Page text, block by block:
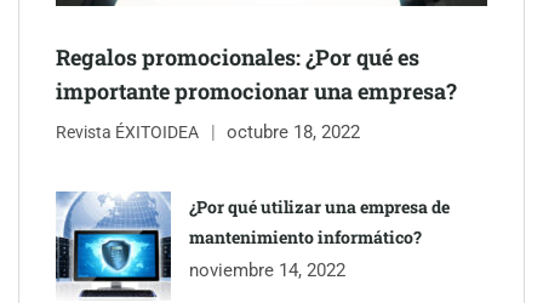
The Factory School explica por qué aprender herramientas de
IA ya no es suficiente para los profesionales de la arquitectura
Regalos promocionales: ¿Por qué es
importante promocionar una empresa?
Revista ÉXITOIDEA octubre 18, 2022
¿Por qué utilizar una empresa de
mantenimiento informático?
noviembre 14, 2022